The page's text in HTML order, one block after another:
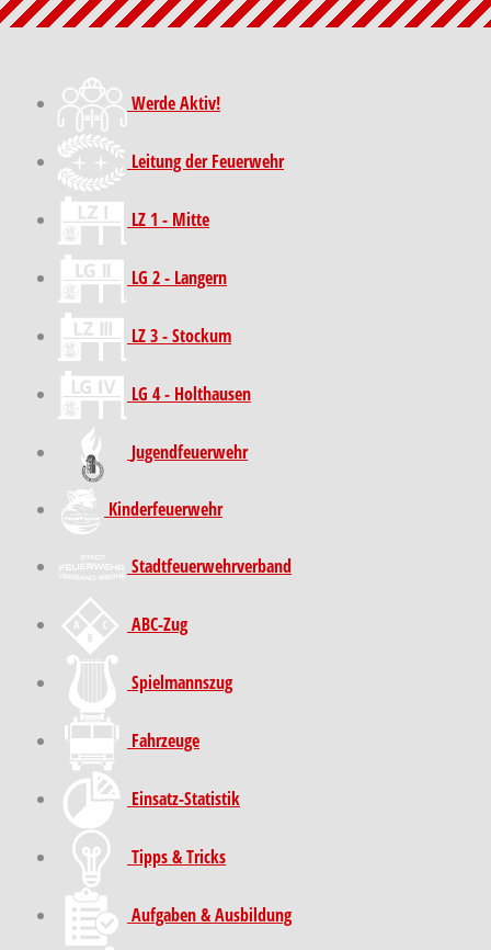
Werde Aktiv!
Leitung der Feuerwehr
LZ 1 - Mitte
LG 2 - Langern
LZ 3 - Stockum
LG 4 - Holthausen
Jugendfeuerwehr
Kinder­feuer­wehr
Stadt­feuer­wehr­verband
ABC-Zug
Spielmannszug
Fahrzeuge
Einsatz-Statistik
Tipps & Tricks
Aufgaben & Ausbildung